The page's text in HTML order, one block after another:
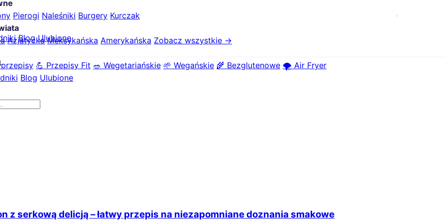
Pierogi Naleśniki Burgery Kurczak
Azjatycka Meksykańska Amerykańska Zobacz wszystkie →
💪 Przepisy Fit 🥗 Wegetariańskie 🌱 Wegańskie 🌾 Bezglutenowe 🌪️ Air Fryer
Blog Ulubione
Blog Ulubione
z serkową delicją – łatwy przepis na niezapomniane doznania smakowe